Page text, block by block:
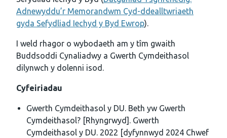
Adnewyddu’r Memorandwm Cyd-ddealltwriaeth
gyda Sefydliad Iechyd y Byd Ewrop).
I weld rhagor o wybodaeth am y tîm gwaith
Buddsoddi Cynaliadwy a Gwerth Cymdeithasol
dilynwch y dolenni isod.
Cyfeiriadau
Gwerth Cymdeithasol y DU. Beth yw Gwerth
Cymdeithasol? [Rhyngrwyd]. Gwerth
Cymdeithasol y DU. 2022 [dyfynnwyd 2024 Chwef